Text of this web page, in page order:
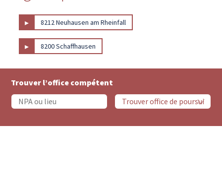
▸ 8212 Neuhausen am Rheinfall
▸ 8200 Schaffhausen
Trouver l’office compétent